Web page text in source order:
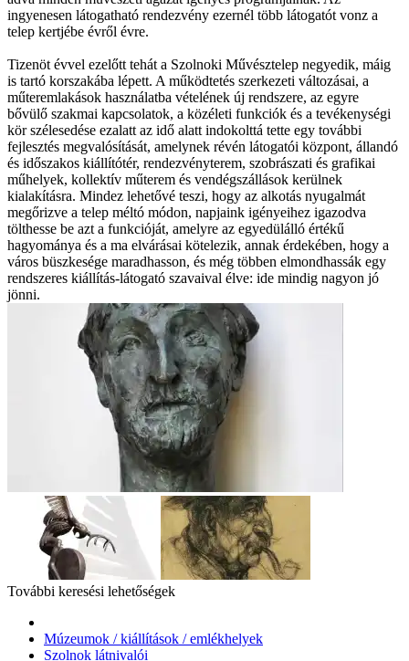
ingyenesen látogatható rendezvény ezernél több látogatót vonz a
telep kertjébe év­­ről évre.
Tizenöt évvel ezelőtt tehát a Szolnoki Művésztelep negyedik, máig
is tartó korszakába lépett. A működtetés szerkezeti változá­­sai, a
műteremlakások használat­­ba vételének új rendszere, az egy­­re
bővülő szakmai kapcsolatok, a közéleti funkciók és a tevékenységi
kör szélesedése ezalatt az idő alatt indokolttá tette egy további
fejlesztés megvalósítását, amelynek ré­­vén látogatói központ, állandó
és időszakos ki­­állítótér, rendezvényterem, szob­­rá­­szati és grafikai
műhelyek, kollektív műterem és vendégszállások kerülnek
kialakításra. Mindez lehetővé teszi, hogy az alkotás nyugalmát
megőrizve a telep méltó módon, napjaink igényeihez igazodva
tölthesse be azt a funkcióját, amelyre az egyedülálló értékű
hagyománya és a ma elvárásai kötelezik, annak érdekében, hogy a
város büszkesége maradhasson, és még többen elmondhassák egy
rendszeres kiállítás-látogató szavaival élve: ide mindig nagyon jó
jönni.
További keresési lehetőségek
Múzeumok / kiállítások / emlékhelyek
Szolnok látnivalói